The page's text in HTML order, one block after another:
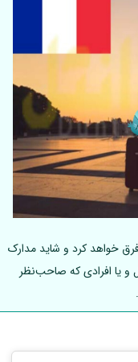
خواهد کرد و شاید مدارک
و یا افرادی که صاحب‌نظر